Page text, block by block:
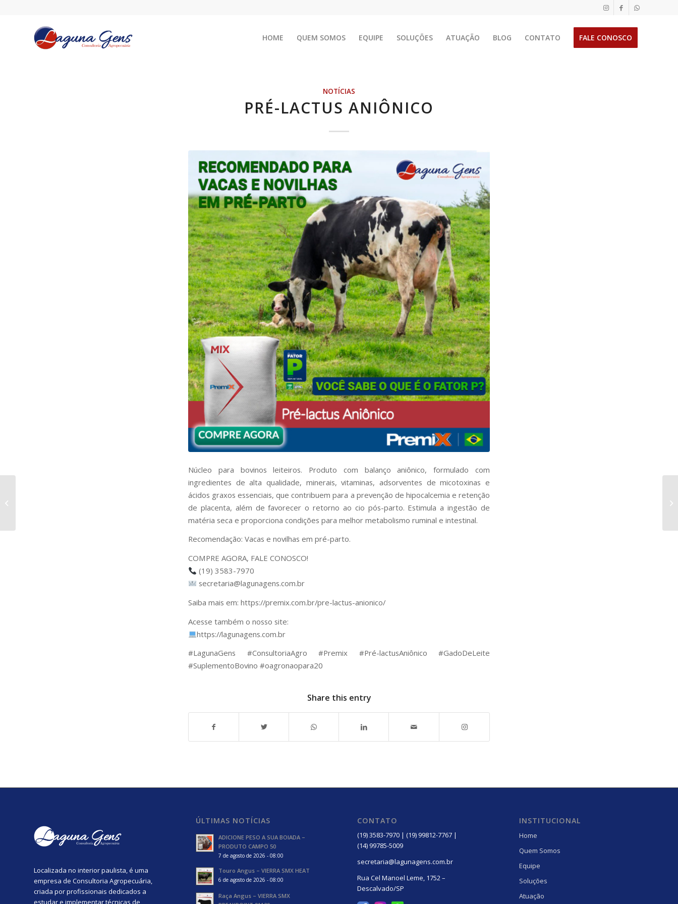
HOME QUEM SOMOS EQUIPE SOLUÇÕES ATUAÇÃO BLOG CONTATO FALE CONOSCO
NOTÍCIAS
PRÉ-LACTUS ANIÔNICO
Núcleo para bovinos leiteiros. Produto com balanço aniônico, formulado com
ingredientes de alta qualidade, minerais, vitaminas, adsorventes de micotoxinas e
ácidos graxos essenciais, que contribuem para a prevenção de hipocalcemia e retenção
de placenta, além de favorecer o retorno ao cio pós-parto. Estimula a ingestão de
matéria seca e proporciona condições para melhor metabolismo ruminal e intestinal.
Recomendação: Vacas e novilhas em pré-parto.
COMPRE AGORA, FALE CONOSCO!
(19) 3583-7970
secretaria@lagunagens.com.br
Saiba mais em: https://premix.com.br/pre-lactus-anionico/
Acesse também o nosso site:
https://lagunagens.com.br
#LagunaGens #ConsultoriaAgro #Premix #Pré-lactusAniônico #GadoDeLeite
#SuplementoBovino #oagronaopara20
Share this entry
Localizada no interior paulista, é uma
empresa de Consultoria Agropecuária,
criada por profissionais dedicados a
estudar e implementar técnicas de
ÚLTIMAS NOTÍCIAS
ADICIONE PESO A SUA BOIADA –
PRODUTO CAMPO 50
7 de agosto de 2026 - 08:00
Touro Angus – VIERRA SMX HEAT
6 de agosto de 2026 - 08:00
Raça Angus – VIERRA SMX
CONTATO
(19) 3583-7970 | (19) 99812-7767 |
(14) 99785-5009
secretaria@lagunagens.com.br
Rua Cel Manoel Leme, 1752 –
Descalvado/SP
INSTITUCIONAL
Home
Quem Somos
Equipe
Soluções
Atuação